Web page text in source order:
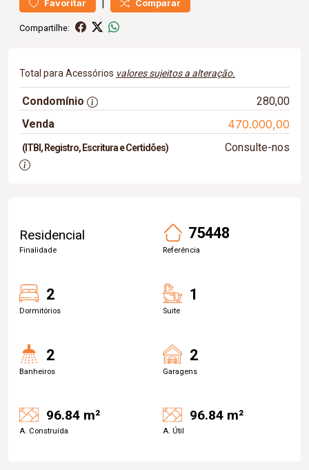
Favoritar | Comparar
Compartilhe:
Total para Acessórios valores sujeitos a alteração.
Condomínio
280,00
Venda
470.000,00
(ITBI, Registro, Escritura e Certidões) Consulte-nos
Residencial
Finalidade
75448
Referência
2
Dormitórios
1
Suite
2
Banheiros
2
Garagens
96.84 m²
A. Construída
96.84 m²
A. Útil